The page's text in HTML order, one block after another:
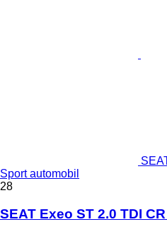
Sport automobil
28
SEAT Exeo ST 2.0 TDI